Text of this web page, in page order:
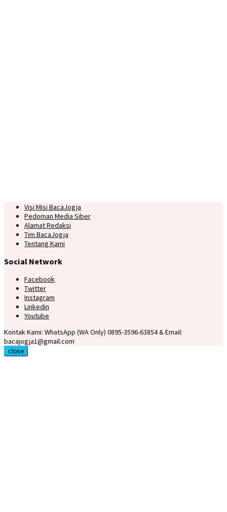
Visi Misi BacaJogja
Pedoman Media Siber
Alamat Redaksi
Tim BacaJogja
Tentang Kami
Social Network
Facebook
Twitter
Instagram
Linkedin
Youtube
Kontak Kami: WhatsApp (WA Only) 0895-3596-63854 & Email:
bacajogja1@gmail.com
close